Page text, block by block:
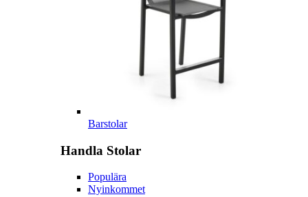
Barstolar
Handla Stolar
Populära
Nyinkommet